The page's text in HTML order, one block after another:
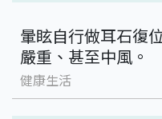
暈眩自行做耳石復
嚴重、甚至中風。
健康生活